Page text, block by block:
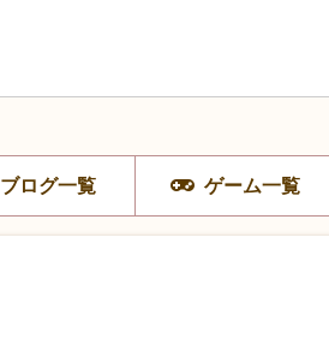
ブログ一覧 ゲーム一覧